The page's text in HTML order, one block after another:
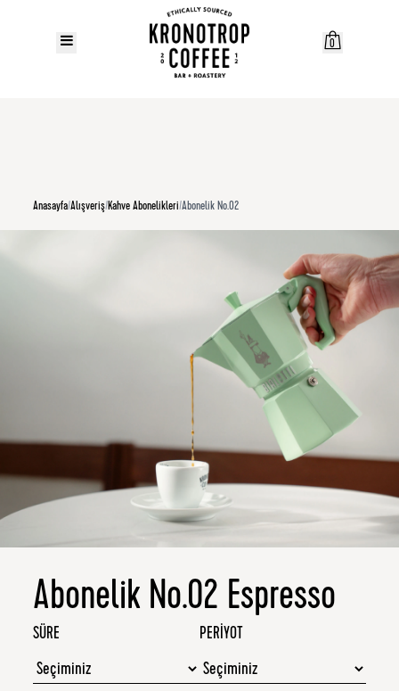
0
Anasayfa/Alışveriş/Kahve Abonelikleri/Abonelik No.02
Abonelik No.02 Espresso
SÜRE PERIYOT